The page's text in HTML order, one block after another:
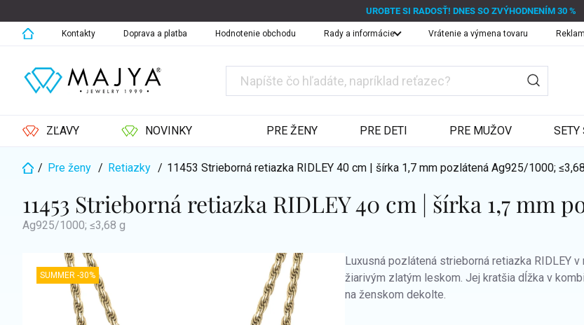
na
obsah
UROBTE SI RADOSŤ! DNES SO ZVÝHODNENÍM 30 %
Kontakty Doprava a platba Hodnotenie obchodu Rady a informácie Vrátenie a výmena tovaru
ZĽAVY NOVINKY PRE ŽENY PRE DETI PRE MUŽOV SETY
Domov
/ Pre ženy / Retiazky / 11453 Strieborná retiazka RIDLEY 40 cm | šírka 1,7 mm pozlátenáAg925/1000;
11453 Strieborná retiazka RIDLEY 40 cm | šírka 1,7 mm
Ag925/1000; ≤3,68 g
SUMMER -30%
Luxusná pozlátená strieborná retiazka RIDLEY
žiarivým zlatým leskom. Jej kratšia dĺžka v
na ženskom dekolte.